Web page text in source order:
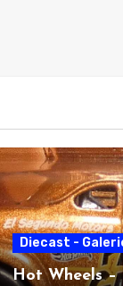
Diecast -
Hot Wheels –